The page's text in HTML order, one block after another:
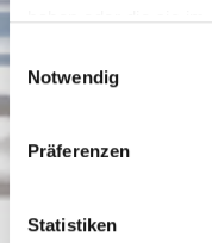
Einwilligungsauswahl
Notwendig
Präferenzen
Statistiken
hochwertigen
werden bei
Mit einer
können Sie
hin zu den